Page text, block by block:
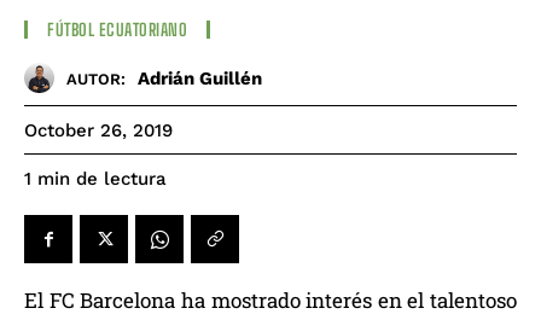
FÚTBOL ECUATORIANO
AUTOR: Adrián Guillén
October 26, 2019
1 min de lectura
El FC Barcelona ha mostrado interés en el talentoso